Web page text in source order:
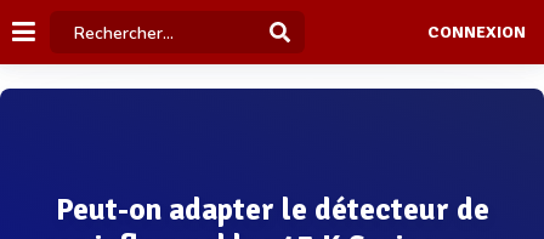
CONNEXION
Peut-on adapter le détecteur de